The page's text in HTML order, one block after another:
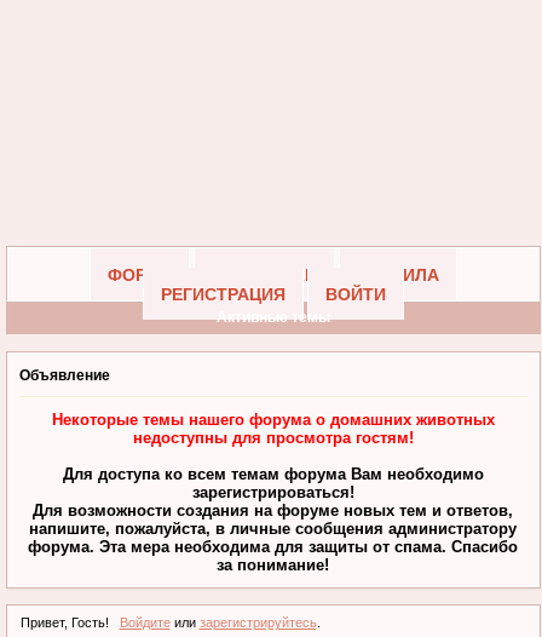
ФОРУМ УЧАСТНИКИ
ПРАВИЛА
РЕГИСТРАЦИЯ
ВОЙТИ
Активные темы
Объявление
Некоторые темы нашего форума о домашних животных
недоступны для просмотра гостям!
Для доступа ко всем темам форума Вам необходимо
зарегистрироваться!
Для возможности создания на форуме новых тем и ответов,
напишите, пожалуйста, в личные сообщения администратору
форума. Эта мера необходима для защиты от спама. Спасибо
за понимание!
Привет, Гость! Войдитеили зарегистрируйтесь.